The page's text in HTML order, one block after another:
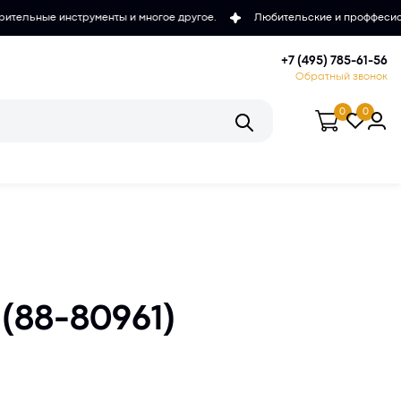
и многое другое. Любительские и проффесиональные
+7 (495) 785-61-56
Обратный звонок
0 0
80961)